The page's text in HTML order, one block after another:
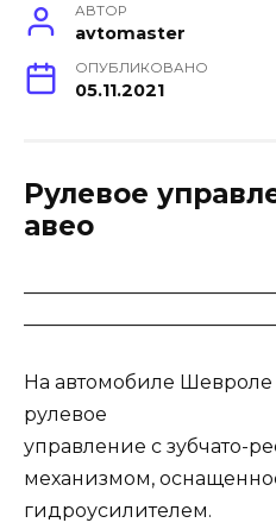
АВТОР
avtomaster
ОПУБЛИКОВАНО
05.11.2021
Рулевое
авео
На автомобиле
рулевое
управление с зубчато-
механизмом,
гидроусилителем.